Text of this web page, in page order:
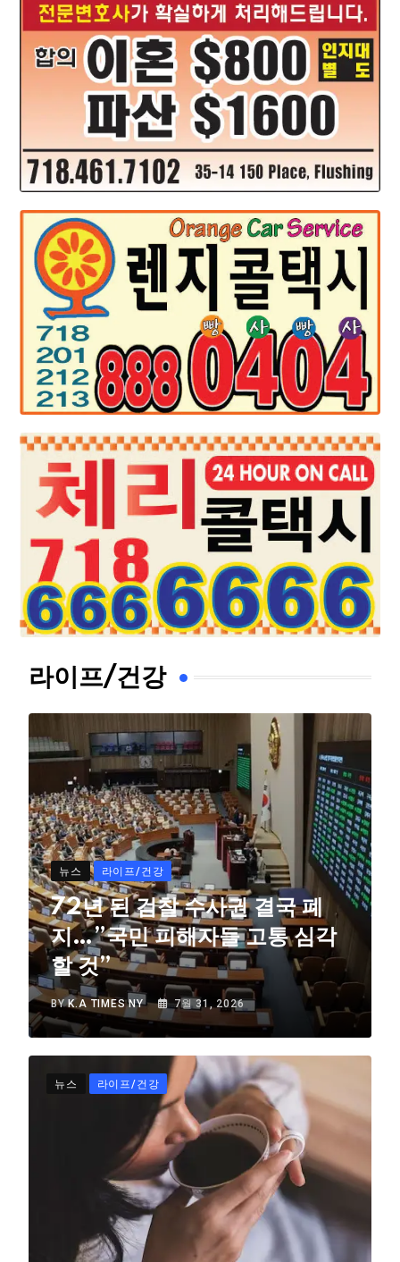
라이프/건강
뉴스 라이프/건강
72년 된 검찰 수사권 결국 폐
지…”국민 피해자들 고통 심각
할 것”
BYK.A TIMES NY 7월 31, 2026
뉴스 라이프/건강